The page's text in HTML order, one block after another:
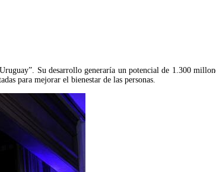
Su desarrollo generaría un potencial de 1.300
para mejorar el bienestar de las personas.